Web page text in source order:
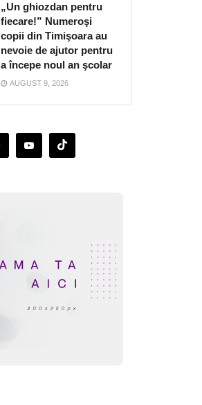
„Un ghiozdan pentru
fiecare!” Numeroşi
copii din Timişoara au
nevoie de ajutor pentru
a începe noul an şcolar
AUGUST 9, 2026